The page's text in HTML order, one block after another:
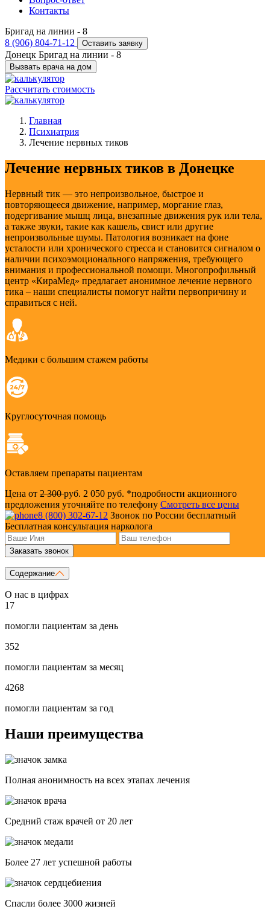
Контакты
Бригад на линии - 8
8 (906) 804-71-12
Оставить заявку
Донецк Бригад на линии - 8
Вызвать врача на дом
Рассчитать стоимость
Главная
Психиатрия
Лечение нервных тиков
Лечение нервных тиков в Донецке
Нервный тик — это непроизвольное, быстрое и
повторяющееся движение, например, моргание глаз,
подергивание мышц лица, внезапные движения рук или тела,
а также звуки, такие как кашель, свист или другие
непроизвольные шумы. Патология возникает на фоне
усталости или хронического стресса и становится сигналом о
наличии психоэмоционального напряжения, требующего
внимания и профессиональной помощи. Многопрофильный
центр «КираМед» предлагает анонимное лечение нервного
тика – наши специалисты помогут найти первопричину и
справиться с ней.
Медики с большим стажем работы
Круглосуточная помощь
Оставляем препараты пациентам
Цена от 2 300руб. 2 050 руб. *подробности акционного
предложения уточняйте по телефону Смотреть все цены
8 (800) 302-67-12 Звонок по России бесплатный
Бесплатная консультация нарколога
Заказать звонок
Содержание
О нас в цифрах
17
помогли пациентам за день
352
помогли пациентам за месяц
4268
помогли пациентам за год
Наши преимущества
Полная анонимность на всех этапах лечения
Средний стаж врачей от 20 лет
Более 27 лет успешной работы
Спасли более 3000 жизней